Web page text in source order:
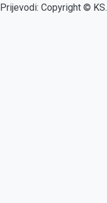
Prijevodi: Copyright ©